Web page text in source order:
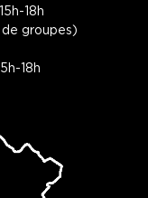
18h
groupes)
18h